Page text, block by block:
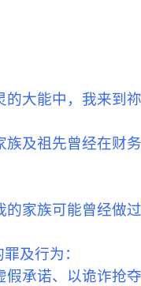
大能中，我来到
及祖先曾经在财
家族可能曾经做过
及行为：
承诺、以诡诈抢